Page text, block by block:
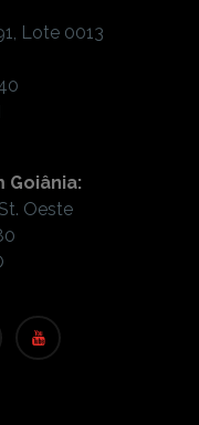
Lote 0013
Goiânia:
Oeste